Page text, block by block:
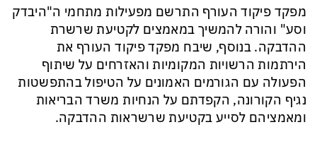
מפקד פיקוד העורף התרשם מפעילות מתחמי ה"היבדק
וסע" והורה להמשיך במאמצים לקטיעת שרשרת
ההדבקה. בנוסף, שיבח מפקד פיקוד העורף את
הירתמות הרשויות המקומיות והאזרחים על שיתוף
הפעולה עם הגורמים האמונים על הטיפול בהתפשטות
נגיף הקורונה, הקפדתם על הנחיות משרד הבריאות
ומאמציהם לסייע בקטיעת שרשראות ההדבקה.